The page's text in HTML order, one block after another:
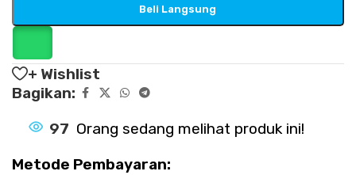
Beli Langsung
+ Wishlist
Bagikan:
97 Orang sedang melihat produk ini!
Metode Pembayaran: